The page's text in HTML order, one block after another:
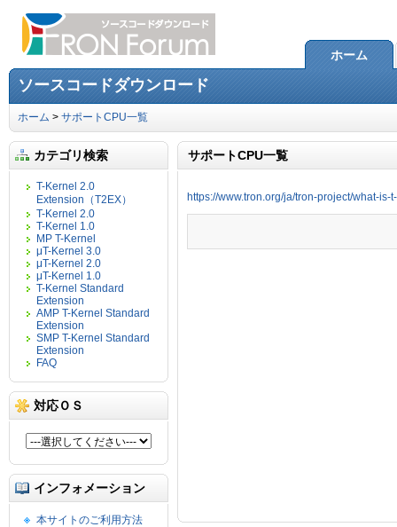
ホーム
ソースコードダウンロード
ホーム > サポートCPU一覧
カテゴリ検索
T-Kernel 2.0
Extension（T2EX）
T-Kernel 2.0
T-Kernel 1.0
MP T-Kernel
μT-Kernel 3.0
μT-Kernel 2.0
μT-Kernel 1.0
T-Kernel Standard
Extension
AMP T-Kernel Standard
Extension
SMP T-Kernel Standard
Extension
FAQ
対応ＯＳ
インフォメーション
本サイトのご利用方法
サポートCPU一覧
https://www.tron.org/ja/tron-project/what-is-